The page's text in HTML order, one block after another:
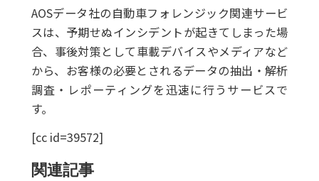
AOSデータ社の自動車フォレンジック関連サービ
スは、予期せぬインシデントが起きてしまった場
合、事後対策として車載デバイスやメディアなど
から、お客様の必要とされるデータの抽出・解析
調査・レポーティングを迅速に行うサービスで
す。
[cc id=39572]
関連記事